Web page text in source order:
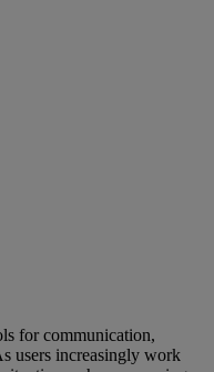
for communication,
users increasingly work